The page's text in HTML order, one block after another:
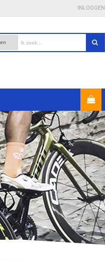
INLOGGEN
met iDeal, PayPal en creditcard